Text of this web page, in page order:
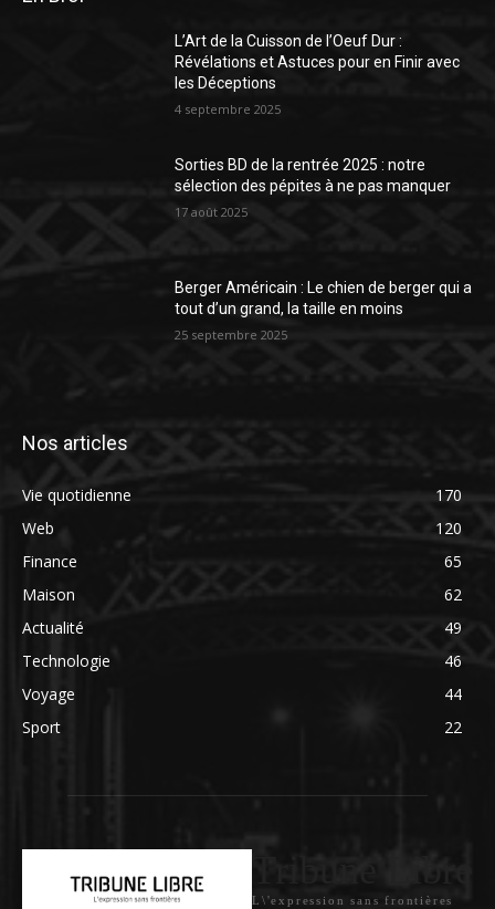
L’Art de la Cuisson de l’Oeuf Dur :
Révélations et Astuces pour en Finir avec
les Déceptions
4 septembre 2025
Sorties BD de la rentrée 2025 : notre
sélection des pépites à ne pas manquer
17 août 2025
Berger Américain : Le chien de berger qui a
tout d’un grand, la taille en moins
25 septembre 2025
Nos articles
Vie quotidienne
170
Web
120
Finance
65
Maison
62
Actualité
49
Technologie
46
Voyage
44
Sport
22
Tribune Libre
L\'expression sans frontières